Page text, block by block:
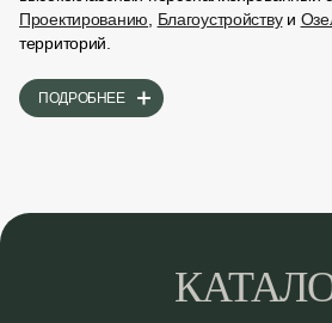
Проектированию
Благоустройствуи
территорий.
ПОДРОБНЕЕ